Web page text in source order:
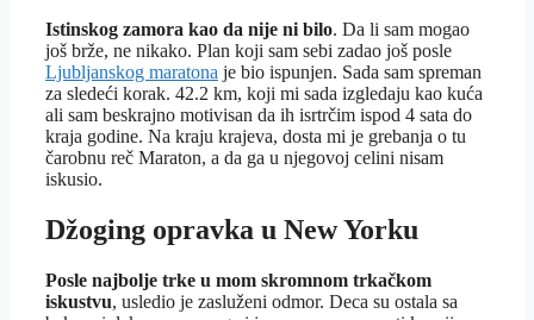
Istinskog zamora kao da nije ni bilo. Da li sam mogao
još brže, ne nikako. Plan koji sam sebi zadao još posle
Ljubljanskog maratona je bio ispunjen. Sada sam spreman
za sledeći korak. 42.2 km, koji mi sada izgledaju kao kuća
ali sam beskrajno motivisan da ih isrtrčim ispod 4 sata do
kraja godine. Na kraju krajeva, dosta mi je grebanja o tu
čarobnu reč Maraton, a da ga u njegovoj celini nisam
iskusio.
Džoging opravka u New Yorku
Posle najbolje trke u mom skromnom trkačkom
iskustvu, usledio je zasluženi odmor. Deca su ostala sa